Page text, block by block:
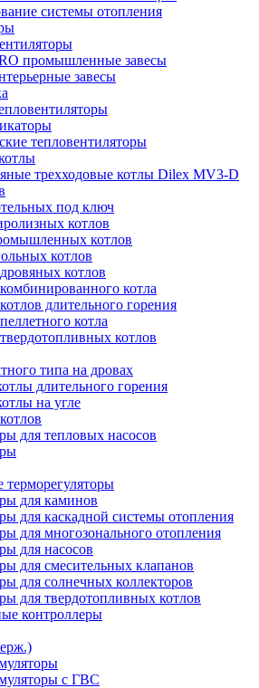
системы отопления
промышленные завесы
завесы
тепловентиляторы
трехходовые котлы Dilex MV3-D
под ключ
котлов
котлов
котлов
котлов
котла
длительного горения
котла
котлов
типа на дровах
длительного горения
на угле
для тепловых насосов
для каминов
для каскадной системы отопления
для многозонального отопления
для насосов
для смесительных клапанов
для солнечных коллекторов
для твердотопливных котлов
контроллеры
с ГВС